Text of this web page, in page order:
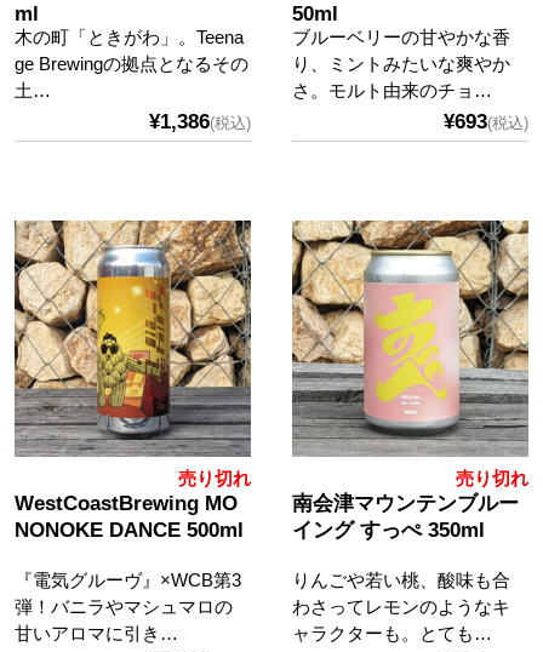
ml
木の町「ときがわ」。Teena
ge Brewingの拠点となるその
土…
¥1,386(税込)
50ml
ブルーベリーの甘やかな香
り、ミントみたいな爽やか
さ。モルト由来のチョ…
¥693(税込)
売り切れ
WestCoastBrewing MO
NONOKE DANCE 500ml
『電気グルーヴ』×WCB第3
弾！バニラやマシュマロの
甘いアロマに引き…
売り切れ
南会津マウンテンブルー
イング すっぺ 350ml
りんごや若い桃、酸味も合
わさってレモンのようなキ
ャラクターも。とても…